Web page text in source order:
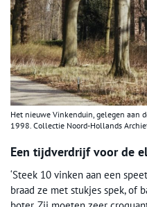
Het nieuwe Vinkenduin, gelegen aan
1998. Collectie Noord-Hollands
Een tijdverdrijf voor de
‘Steek 10 vinken aan een
braad ze met stukjes spek, of